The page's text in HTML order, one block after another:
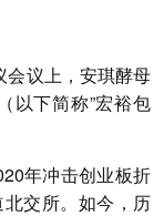
会议上，安琪酵母
以下简称”宏裕包
年冲击创业板折
交所。如今，历